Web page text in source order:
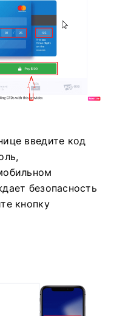
введите код
безопасность
кнопку